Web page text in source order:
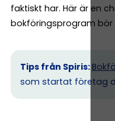
faktiskt har. Här är en
bokföringsprogram bör
Tips från Spiris:
som startat företag